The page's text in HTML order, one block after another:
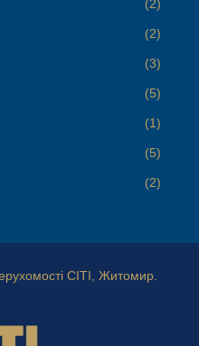
(2)
(2)
(3)
(5)
(1)
(5)
(2)
СІТІ, Житомир.